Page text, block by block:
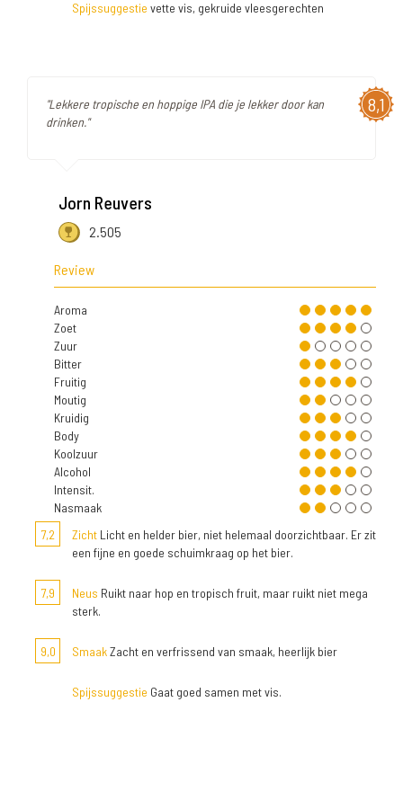
Spijssuggestie vette vis, gekruide vleesgerechten
8,1
"Lekkere tropische en hoppige IPA die je lekker door kan
drinken."
Jorn Reuvers
2.505
Review
Aroma
Zoet
Zuur
Bitter
Fruitig
Moutig
Kruidig
Body
Koolzuur
Alcohol
Intensit.
Nasmaak
7,2
Zicht Licht en helder bier, niet helemaal doorzichtbaar. Er zit
een fijne en goede schuimkraag op het bier.
7,9 Neus Ruikt naar hop en tropisch fruit, maar ruikt niet mega
sterk.
9,0 SmaakZacht en verfrissend van smaak, heerlijk bier
Spijssuggestie Gaat goed samen met vis.